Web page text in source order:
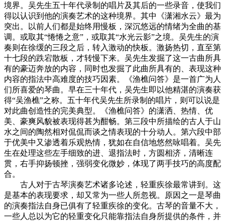
境界。吴先生五十年代录制的唱片及其后的一些录音，使我们
得以认识到他的演奏艺术的这种境界。其中《潇湘水云》最为
突出。以前人们都是始终用慢板，深沉悠远的情绪为全曲的基
调。或取其“惓惓之意”，或取其“水光云影”之境。吴先生的演
奏则在徐缓的三段之后，转入激动的快板。激扬热切，直至第
十七段的跌宕散板，才转慢下来。吴先生发掘了这一古曲所具
有的豪迈奔放的内容，同时也发掘了此曲所具有的、表现这种
内容的指法中高难度的技巧因素。《渔樵问答》是一首广为人
们所喜爱的琴曲。早在三十年代，吴先生即以他精湛的演奏获
得“吴渔樵”之称。五十年代吴先生所录制的唱片，则可以说是
对此曲创造性的完美典型。《渔樵问答》的潇洒、热情、优
美、豪爽风貌被表现得甚为酣畅。第三段中所描绘的古人于山
水之间的陶然相对侃侃而谈之情表现的十分动人。第六段中部
于优美中又渗透着乐观热情，犹如在自信地悠然咏唱着。吴先
生在处理这些左手细致的进、退指法时，方圆相济，清晰连
贯，右手抑扬顿挫，强弱变化微妙，体现了两手技巧的高度配
合。
古人对于古琴演奏艺术诸多论述，轻重疾徐最常讲到。这
是基本的表现要求，却又常为一些人所忽视。原因之一是琴曲
的演奏指法自身已俱有了轻重疾徐的变化。古琴的音量不大，
一些人总以为它的轻重变化只能靠指法自身所提供的条件，并